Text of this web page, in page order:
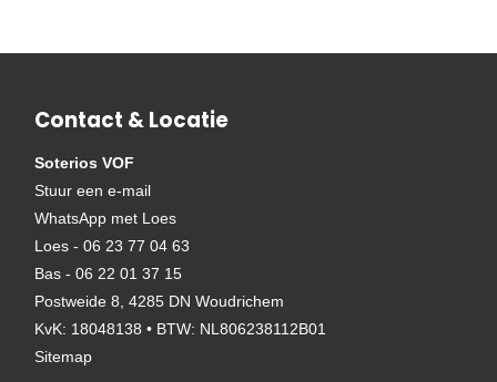
Contact & Locatie
Soterios VOF
Stuur een e-mail
WhatsApp met Loes
Loes - 06 23 77 04 63
Bas - 06 22 01 37 15
Postweide 8, 4285 DN Woudrichem
KvK: 18048138 • BTW: NL806238112B01
Sitemap